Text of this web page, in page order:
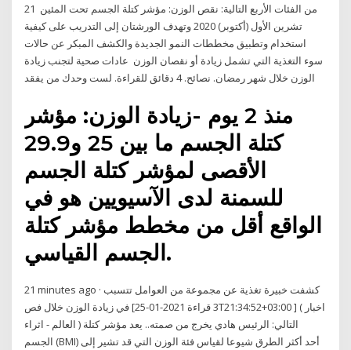
من الفئات الأربع التالية: نقص الوزن: مؤشر كتلة الجسم تحت المئين 21
تشرين الأول (أكتوبر) 2020 وتهدف الورشتان إلى التدريب على كيفية
استخدام وتطبيق مخططات النمو الجديدة والكشف المبكر عن حالات
سوء التغذية التي تشمل زيادة أو نقصان الوزن عادات صحية لتجنب زيادة
منذ 2 يوم -زيادة الوزن: مؤشر
كتلة الجسم ما بين 25 و29.9
الأقصى لمؤشر كتلة الجسم
للسمنة لدى الآسيويين هو في
الواقع أقل من مخطط مؤشر كتلة
الجسم القياسي.
21 minutes ago · كشفت خبيرة تغذية عن مجموعة من العوامل تتسبب
في زيادة الوزن خلال فص [3 قراءة 2021-01-25T21:34:52+03:00 ] ( اخبار
العالم - اثراء ) التالي: الرئيس هادي يخرج من صمته.. يعد مؤشر كتلة
الجسم (BMI) أحد أكثر الطرق شيوعا لقياس فئة الوزن التي قد تشير إلى